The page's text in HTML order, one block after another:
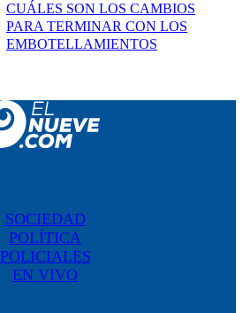
CUÁLES SON LOS CAMBIOS
PARA TERMINAR CON LOS
EMBOTELLAMIENTOS
SOCIEDAD
POLÍTICA
POLICIALES
EN VIVO